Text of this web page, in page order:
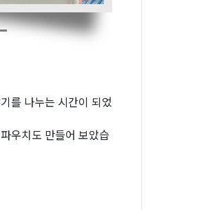
를 나누는 시간이 되었
우치도 만들어 보았습